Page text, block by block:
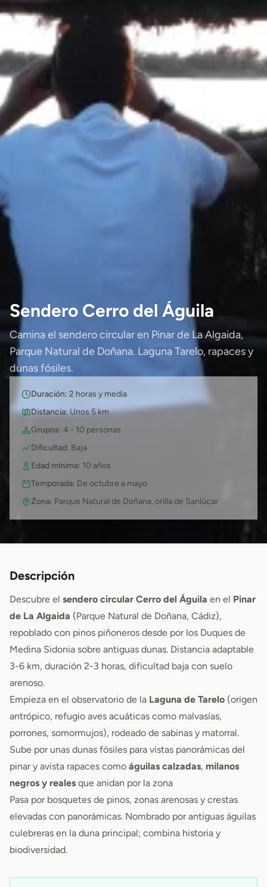
Sendero Cerro del Águila
Camina el sendero circular en Pinar de La Algaida,
Parque Natural de Doñana. Laguna Tarelo, rapaces y
dunas fósiles.
Duración: 2 horas y media
Distancia:Unos 5 km
Grupos: 4 - 10 personas
Dificultad: Baja
Edad mínima: 10 años
Temporada: De octubre a mayo
Zona: Parque Natural de Doñana, orilla de Sanlúcar
Descripción
Descubre el sendero circular Cerro del Águila en el Pinar
de La Algaida (Parque Natural de Doñana, Cádiz),
repoblado con pinos piñoneros desde por los Duques de
Medina Sidonia sobre antiguas dunas. Distancia adaptable
3-6 km, duración 2-3 horas, dificultad baja con suelo
arenoso.
Empieza en el observatorio de la Laguna de Tarelo (origen
antrópico, refugio aves acuáticas como malvasías,
porrones, somormujos), rodeado de sabinas y matorral.
Sube por unas dunas fósiles para vistas panorámicas del
pinar y avista rapaces como águilas calzadas, milanos
negros y reales que anidan por la zona
Pasa por bosquetes de pinos, zonas arenosas y crestas
elevadas con panorámicas. Nombrado por antiguas águilas
culebreras en la duna principal; combina historia y
biodiversidad.